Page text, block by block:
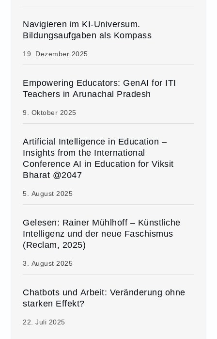
Navigieren im KI-Universum.
Bildungsaufgaben als Kompass
19. Dezember 2025
Empowering Educators: GenAI for ITI
Teachers in Arunachal Pradesh
9. Oktober 2025
Artificial Intelligence in Education –
Insights from the International
Conference AI in Education for Viksit
Bharat @2047
5. August 2025
Gelesen: Rainer Mühlhoff – Künstliche
Intelligenz und der neue Faschismus
(Reclam, 2025)
3. August 2025
Chatbots und Arbeit: Veränderung ohne
starken Effekt?
22. Juli 2025